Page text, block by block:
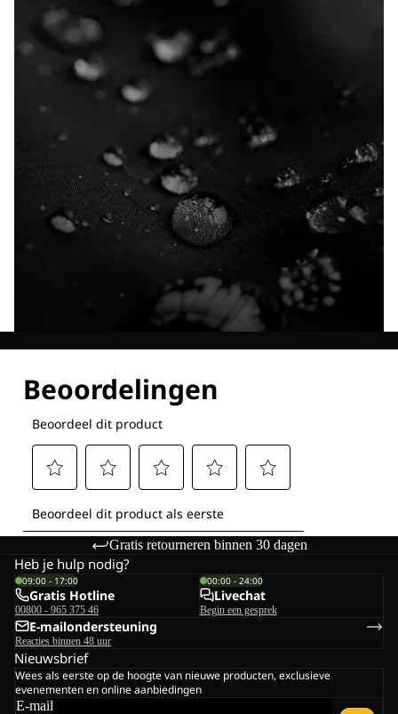
Gratis retourneren binnen 30 dagen
Heb je hulp nodig?
09:00 - 17:00
Gratis Hotline
00800 - 965 375 46
00:00 - 24:00
Livechat
Begin een gesprek
E-mailondersteuning
Reacties binnen 48 uur
Nieuwsbrief
Wees als eerste op de hoogte van nieuwe producten, exclusieve
evenementen en online aanbiedingen
E-mail